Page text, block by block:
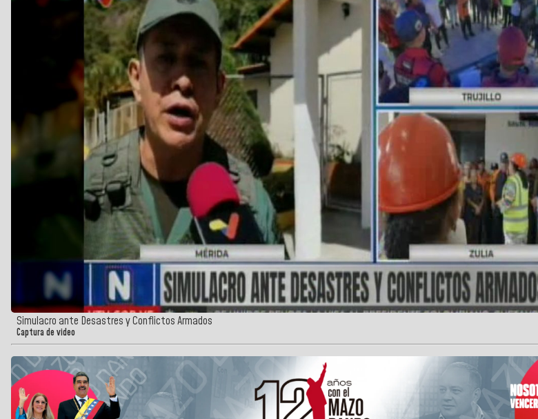
Simulacro ante Desastres y Conflictos Armados
Captura de video